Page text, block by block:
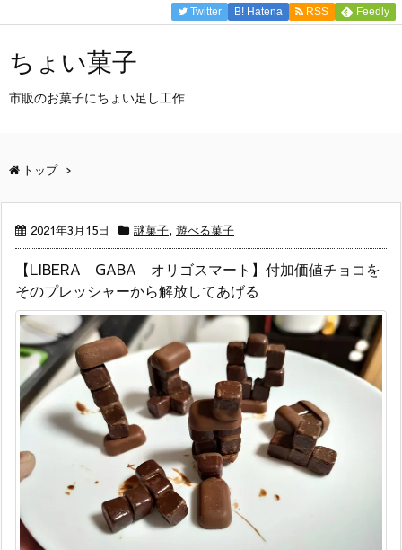
Twitter B! Hatena RSS Feedly
ちょい菓子
市販のお菓子にちょい足し工作
トップ >
2021年3月15日 謎菓子, 遊べる菓子
【LIBERA GABA オリゴスマート】付加価値チョコを
そのプレッシャーから解放してあげる